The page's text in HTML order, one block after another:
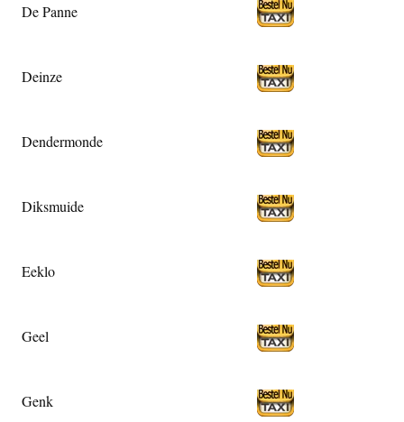
De Panne
Deinze
Dendermonde
Diksmuide
Eeklo
Geel
Genk